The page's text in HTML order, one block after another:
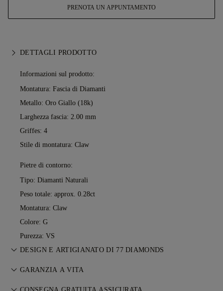
PRENOTA UN APPUNTAMENTO
DETTAGLI PRODOTTO
Informazioni sul prodotto:
Montatura: Fascia di Diamanti
Metallo: Oro Giallo (18k)
Larghezza fascia: 2.00 mm
Griffes: 4
Stile di montatura: Claw
Pietre di contorno:
Tipo: Diamanti Naturali
Peso totale: approx. 0.28ct
Montatura: Claw
Colore: G
Purezza: VS
DESIGN E ARTIGIANATO DI 77 DIAMONDS
L’arte del racconto prende forma, un gioiello alla volta, grazie
GARANZIA A VITA
Con ogni acquisto da 77 Diamonds ricevi una garanzia a vita